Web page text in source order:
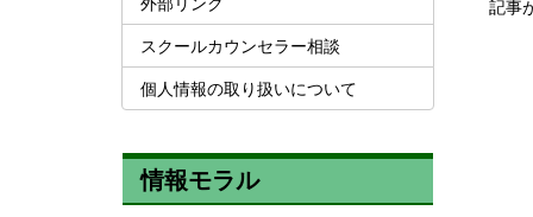
記事
スクールカウンセラー相談
個人情報の取り扱いについて
情報モラル